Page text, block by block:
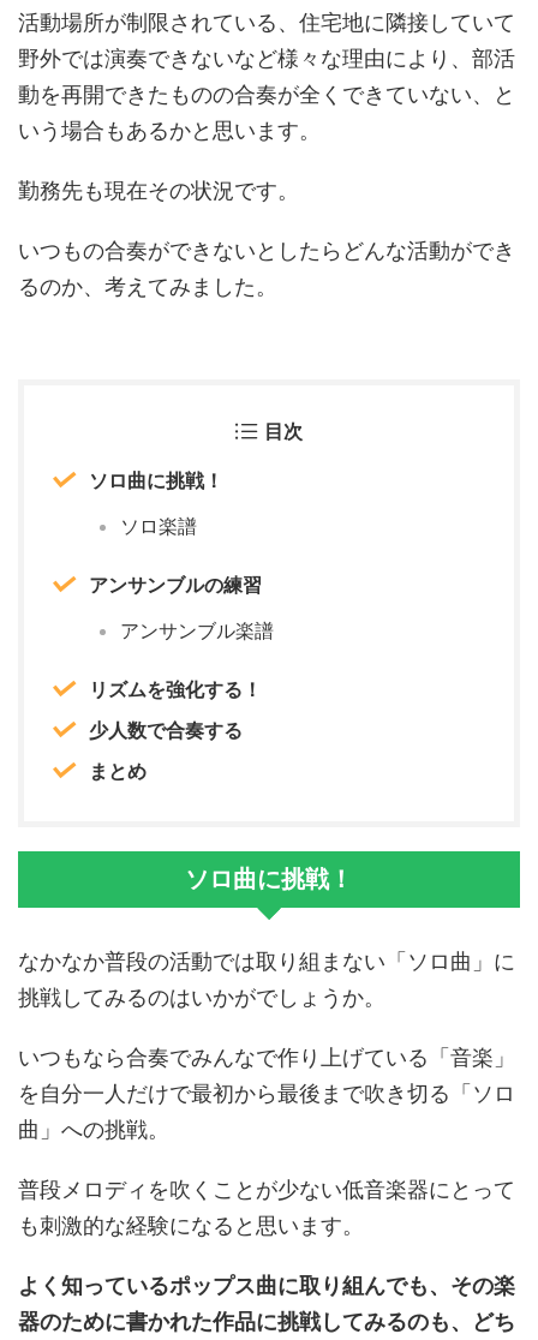
活動場所が制限されている、住宅地に隣接していて
野外では演奏できないなど様々な理由により、部活
動を再開できたものの合奏が全くできていない、と
いう場合もあるかと思います。
勤務先も現在その状況です。
いつもの合奏ができないとしたらどんな活動ができ
るのか、考えてみました。
目次
ソロ曲に挑戦！
ソロ楽譜
アンサンブルの練習
アンサンブル楽譜
リズムを強化する！
少人数で合奏する
まとめ
ソロ曲に挑戦！
なかなか普段の活動では取り組まない「ソロ曲」に
挑戦してみるのはいかがでしょうか。
いつもなら合奏でみんなで作り上げている「音楽」
を自分一人だけで最初から最後まで吹き切る「ソロ
曲」への挑戦。
普段メロディを吹くことが少ない低音楽器にとって
も刺激的な経験になると思います。
よく知っているポップス曲に取り組んでも、その楽
器のために書かれた作品に挑戦してみるのも、どち